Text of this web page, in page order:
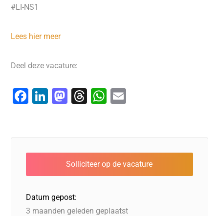
#LI-NS1
Lees hier meer
Deel deze vacature:
F
e
b
o
o
k
Li
e
dI
n
M
o
d
o
n
T
a
d
s
W
s
A
p
l
Datum gepost:
3 maanden geleden geplaatst